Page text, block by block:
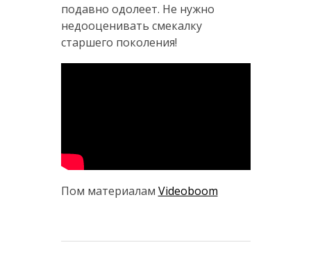
подавно одолеет. Не нужно
недооценивать смекалку
старшего поколения!
Пом материалам Videoboom